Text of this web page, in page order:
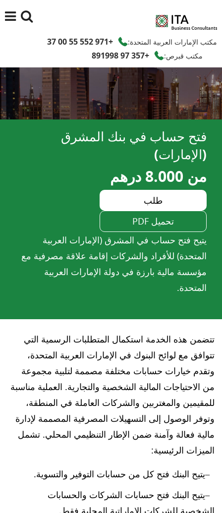
مكتب الإمارات العربية المتحدة: +971 552 55 00 37
مكتب قبرص: +357 97 891998
فتح حساب في بنك المشرق
(الإمارات)
من 8.000 درهم
طلب
تحميل PDF
يتيح فتح حساب في المشرق (الإمارات العربية
المتحدة) للأفراد والشركات إقامة علاقة مصرفية مع
مؤسسة مالية بارزة في دولة الإمارات العربية
المتحدة.
تتضمن هذه الخدمة استكمال المتطلبات الرسمية التي
تتوافق مع لوائح البنوك في الإمارات العربية المتحدة،
وتقدم خيارات حسابات مختلفة مصممة لتلبية مجموعة
من الاحتياجات المالية الشخصية والتجارية. العملية مناسبة
للمقيمين والمغتربين والشركات العاملة في المنطقة،
وتوفر الوصول إلى التسهيلات المصرفية المصممة لإدارة
مالية فعالة وآمنة ضمن الإطار التنظيمي المحلي. تشمل
الميزات الرئيسية:
يتيح البنك فتح كل من حسابات التوفير والتسوية.
يتيح البنك فتح حسابات الشركات والحسابات
الشخصية للشركات الإماراتية المحلية فقط.